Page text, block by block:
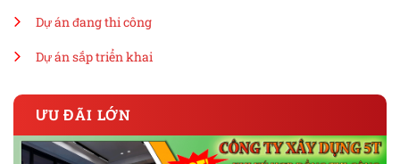
Dự án đang thi công
Dự án sắp triển khai
ƯU ĐÃI LỚN